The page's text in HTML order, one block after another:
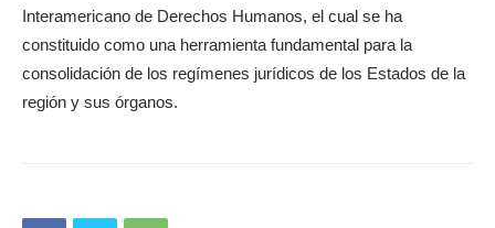
Interamericano de Derechos Humanos, el cual se ha
constituido como una herramienta fundamental para la
consolidación de los regímenes jurídicos de los Estados de la
región y sus órganos.